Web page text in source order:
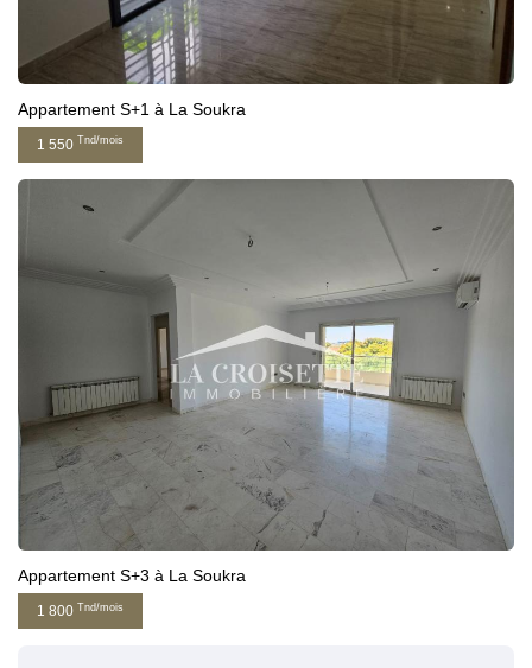
Appartement S+1 à La Soukra
1 550 Tnd/mois
Appartement S+3 à La Soukra
1 800 Tnd/mois